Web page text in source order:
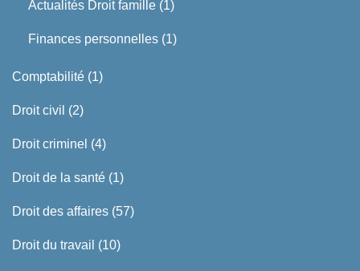
Actualités Droit famille (1)
Finances personnelles (1)
Comptabilité (1)
Droit civil (2)
Droit criminel (4)
Droit de la santé (1)
Droit des affaires (57)
Droit du travail (10)